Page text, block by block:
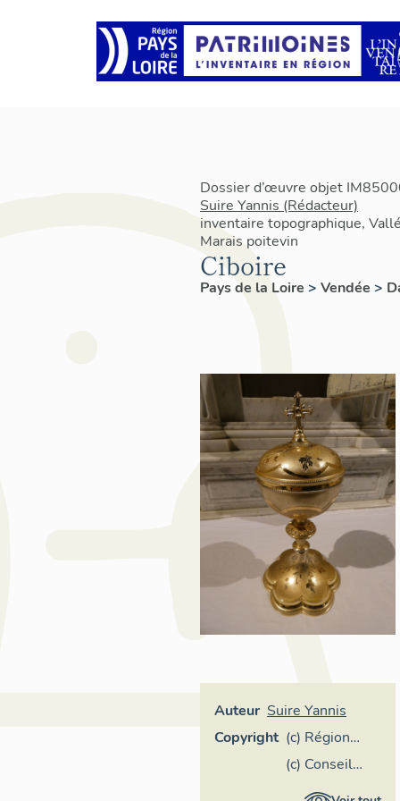
Dossier d’œuvre objet
Suire Yannis (Rédacteur)
inventaire topographique,
Marais poitevin
Ciboire
Pays de la Loire > Vendée >
Auteur Suire Yannis
Copyright (c) Région
Pays de la
Loire -
(c) Conseil
départemental